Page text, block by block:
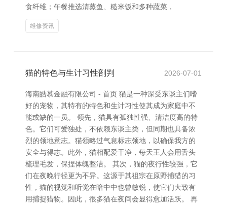
食纤维；午餐推选清蒸鱼、糙米饭和多种蔬菜，
维修资讯
猫的特色与生计习性剖判 2026-07-01
海南皓慕金融有限公司 - 首页 猫是一种深受东谈主们嗜
好的宠物，其特有的特色和生计习性使其成为家庭中不
能或缺的一员。 领先，猫具有孤独性强、清洁度高的特
色。它们可爱独处，不依赖东谈主类，但同期也具备浓
烈的领地意志。猫领略过气息标志领地，以确保我方的
安全与得志。此外，猫相配爱干净，每天王人会用舌头
梳理毛发，保捏体魄整洁。 其次，猫的夜行性较强，它
们在夜晚行径更为不异。这源于其祖宗在原野捕猎的习
性，猫的视觉和听觉在暗中中也曾敏锐，使它们大致有
用捕捉猎物。因此，很多猫在夜间会显得愈加活跃。 再